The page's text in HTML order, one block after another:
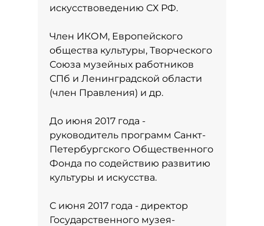
искусствоведению СХ РФ.
Член ИКОМ, Европейского
общества культуры, Творческого
Союза музейных работников
СПб и Ленинградской области
(член Правления) и др.
До июня 2017 года -
руководитель программ Санкт-
Петербургского Общественного
Фонда по содействию развитию
культуры и искусства.
С июня 2017 года - директор
Государственного музея-